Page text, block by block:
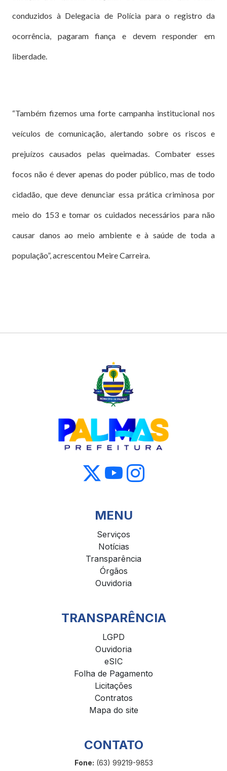
conduzidos à Delegacia de Polícia para o registro da
ocorrência, pagaram fiança e devem responder em
liberdade.
“Também fizemos uma forte campanha institucional nos
veículos de comunicação, alertando sobre os riscos e
prejuízos causados pelas queimadas. Combater esses
focos não é dever apenas do poder público, mas de todo
cidadão, que deve denunciar essa prática criminosa por
meio do 153 e tomar os cuidados necessários para não
causar danos ao meio ambiente e à saúde de toda a
população”, acrescentou Meire Carreira.
MENU
Serviços
Notícias
Transparência
Órgãos
Ouvidoria
TRANSPARÊNCIA
LGPD
Ouvidoria
eSIC
Folha de Pagamento
Licitações
Contratos
Mapa do site
CONTATO
Fone: (63) 99219-9853